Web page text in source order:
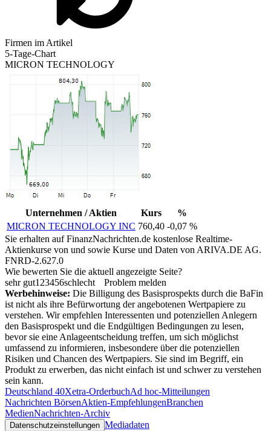
Firmen im Artikel
5-Tage-Chart
MICRON TECHNOLOGY
Unternehmen / Aktien Kurs
%
MICRON TECHNOLOGY INC 760,40 -0,07 %
Sie erhalten auf FinanzNachrichten.de kostenlose Realtime-
Aktienkurse von und sowie Kurse und Daten von ARIVA.DE AG.
FNRD-2.627.0
Wie bewerten Sie die aktuell angezeigte Seite?
sehr gut1 23456schlecht
Problem melden
Werbehinweise: Die Billigung des Basisprospekts durch die BaFin
ist nicht als ihre Befürwortung der angebotenen Wertpapiere zu
verstehen. Wir empfehlen Interessenten und potenziellen Anlegern
den Basisprospekt und die Endgültigen Bedingungen zu lesen,
bevor sie eine Anlageentscheidung treffen, um sich möglichst
umfassend zu informieren, insbesondere über die potenziellen
Risiken und Chancen des Wertpapiers. Sie sind im Begriff, ein
Produkt zu erwerben, das nicht einfach ist und schwer zu verstehen
sein kann.
Deutschland 40Xetra-OrderbuchAd hoc-Mitteilungen
Nachrichten BörsenAktien-EmpfehlungenBranchen
MedienNachrichten-Archiv
Datenschutzeinstellungen Mediadaten